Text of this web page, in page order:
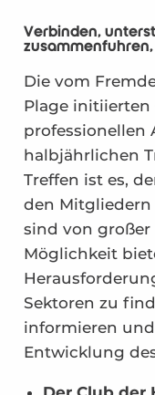
Verbinden,
Die vom
Plage
professionellen
halbjährlichen
Treffen ist es,
den Mitgliedern
sind von großer
Möglichkeit
Sektoren zu
informieren
Entwicklung